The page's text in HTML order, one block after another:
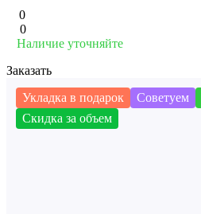
0
0
Наличие уточняйте
Заказать
Укладка в подарок
Советуем
Скидка за объем